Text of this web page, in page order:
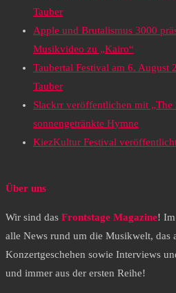
Tauber
Apple und Brutalismus 3000
Musikvideo zu „Kairo“
Taubertal Festival am 6. August
Tauber
Slackrr veröffentlichen mit „The
sonnengetränkte Hymne
KiezKultur Festival
Über uns
Wir sind das Frontstage Magazine!
alle News rund um die Musikwelt, das
Konzertgeschehen sowie Interviews
und immer aus der ersten Reihe!